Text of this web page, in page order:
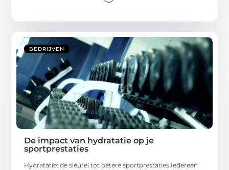
BEDRIJVEN
De impact van hydratatie op je
sportprestaties
Hydratatie: de sleutel tot betere sportprestaties Iedereen